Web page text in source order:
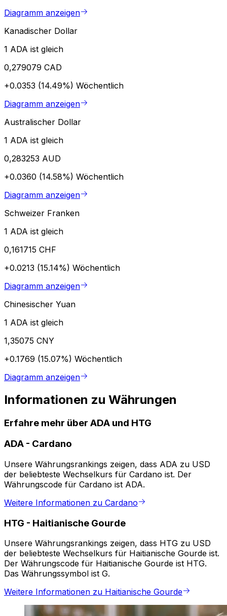
Diagramm anzeigen
Kanadischer Dollar
1 ADA ist gleich
0,279079 CAD
+0.0353 (14.49%) Wöchentlich
Diagramm anzeigen
Australischer Dollar
1 ADA ist gleich
0,283253 AUD
+0.0360 (14.58%) Wöchentlich
Diagramm anzeigen
Schweizer Franken
1 ADA ist gleich
0,161715 CHF
+0.0213 (15.14%) Wöchentlich
Diagramm anzeigen
Chinesischer Yuan
1 ADA ist gleich
1,35075 CNY
+0.1769 (15.07%) Wöchentlich
Diagramm anzeigen
Informationen zu Währungen
Erfahre mehr über ADA und HTG
ADA - Cardano
Unsere Währungsrankings zeigen, dass ADA zu USD
der beliebteste Wechselkurs für Cardano ist. Der
Währungscode für Cardano ist ADA.
Weitere Informationen zu Cardano
HTG - Haitianische Gourde
Unsere Währungsrankings zeigen, dass HTG zu USD
der beliebteste Wechselkurs für Haitianische Gourde ist.
Der Währungscode für Haitianische Gourde ist HTG.
Das Währungssymbol ist G.
Weitere Informationen zu Haitianische Gourde